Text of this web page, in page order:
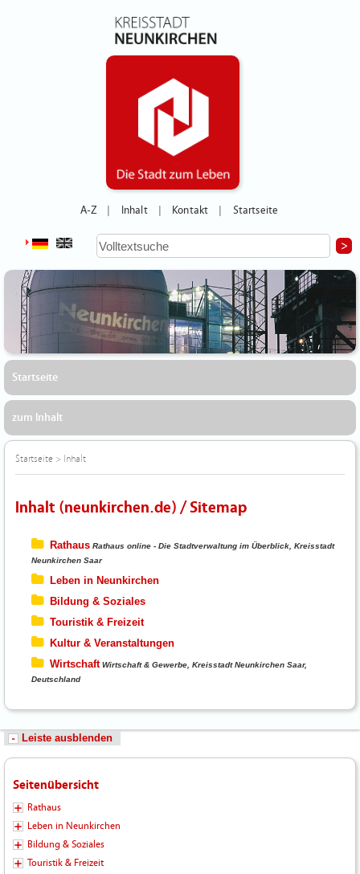
A-Z Inhalt Kontakt Startseite
Startseite
zum Inhalt
Startseite > Inhalt
Inhalt (neunkirchen.de) / Sitemap
Rathaus Rathaus online - Die Stadtverwaltung im Überblick, Kreisstadt
Neunkirchen Saar
Leben in Neunkirchen
Bildung & Soziales
Touristik & Freizeit
Kultur & Veranstaltungen
Wirtschaft Wirtschaft & Gewerbe, Kreisstadt Neunkirchen Saar,
Deutschland
Leiste ausblenden
Seitenübersicht
Rathaus
Leben in Neunkirchen
Bildung & Soziales
Touristik & Freizeit